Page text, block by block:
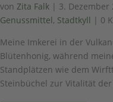
von Zita Falk | 3. Dezember
Genussmittel, Stadtkyll | 0
Meine Imkerei in der
Blütenhonig, während
Standplätzen wie dem
Steinbüchel zur Vitalität